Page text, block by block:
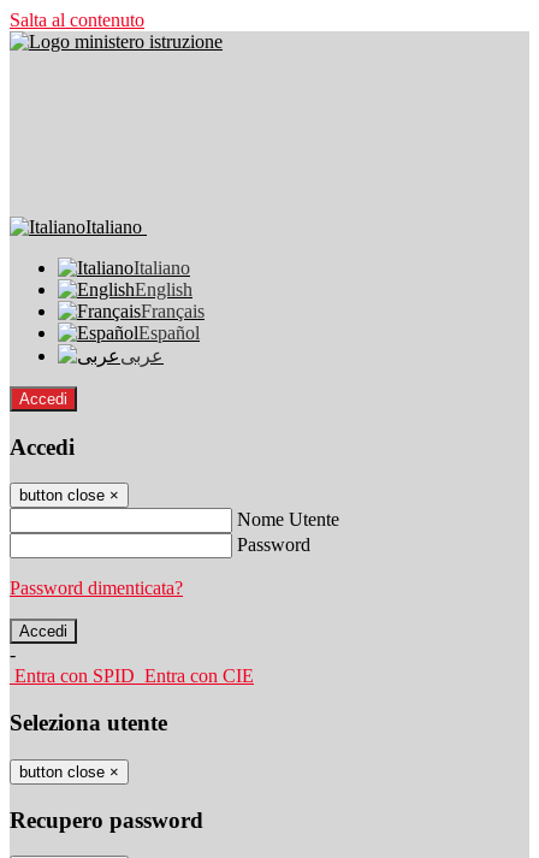
Salta al contenuto
Italiano
Italiano
English
Français
Español
عربى
Accedi
Accedi
button close ×
Nome Utente
Password
Password dimenticata?
-
Entra con SPID Entra con CIE
Seleziona utente
button close ×
Recupero password